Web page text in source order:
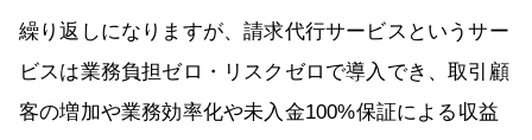
繰り返しになりますが、請求代行サービスというサー
ビスは業務負担ゼロ・リスクゼロで導入でき、取引顧
客の増加や業務効率化や未入金100%保証による収益